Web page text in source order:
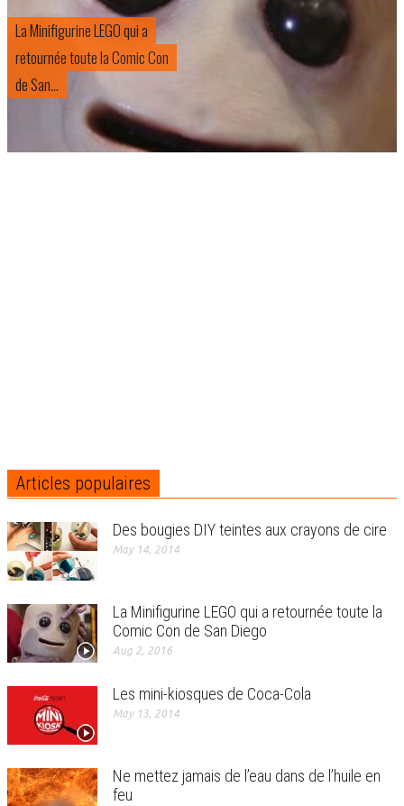
La Minifigurine LEGO qui a
retournée toute la Comic Con
de San...
Articles populaires
Des bougies DIY teintes aux crayons de cire
May 14, 2014
La Minifigurine LEGO qui a retournée toute la
Comic Con de San Diego
Aug 2, 2016
Les mini-kiosques de Coca-Cola
May 13, 2014
Ne mettez jamais de l’eau dans de l’huile en
feu